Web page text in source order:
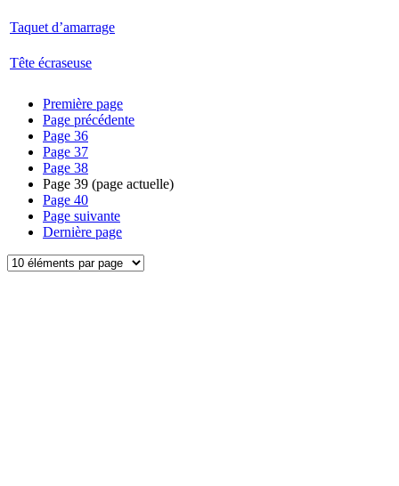
Taquet d’amarrage
Tête écraseuse
Première page
Page précédente
Page 36
Page 37
Page 38
Page 39 (page actuelle)
Page 40
Page suivante
Dernière page